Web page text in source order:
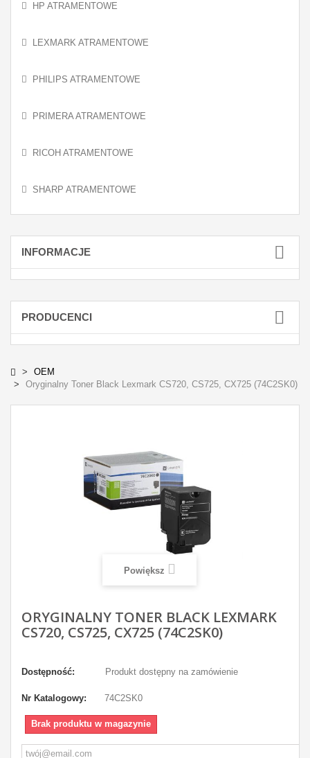
HP ATRAMENTOWE
LEXMARK ATRAMENTOWE
PHILIPS ATRAMENTOWE
PRIMERA ATRAMENTOWE
RICOH ATRAMENTOWE
SHARP ATRAMENTOWE
INFORMACJE
PRODUCENCI
OEM
Oryginalny Toner Black Lexmark CS720, CS725, CX725 (74C2SK0)
Powiększ
ORYGINALNY TONER BLACK LEXMARK
CS720, CS725, CX725 (74C2SK0)
Dostępność: Produkt dostępny na zamówienie
Nr Katalogowy: 74C2SK0
Brak produktu w magazynie